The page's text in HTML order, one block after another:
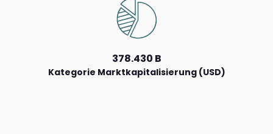
378.430 B
Kategorie Marktkapitalisierung (USD)